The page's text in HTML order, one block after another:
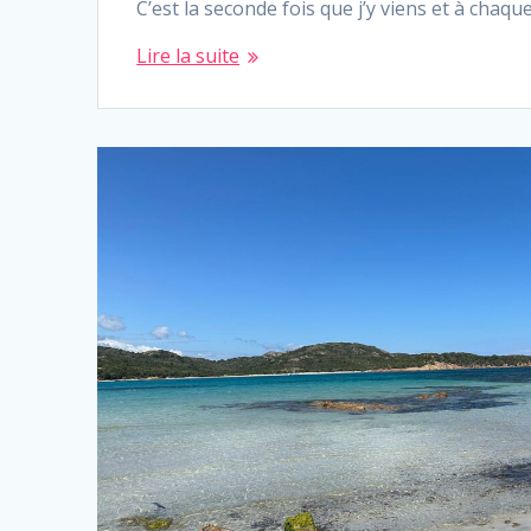
C’est la seconde fois que j’y viens et à
Lire la suite